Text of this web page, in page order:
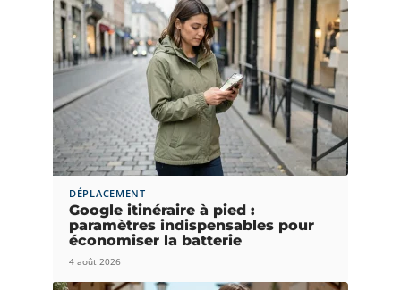
DÉPLACEMENT
Google itinéraire à pied :
paramètres indispensables pour
économiser la batterie
4 août 2026